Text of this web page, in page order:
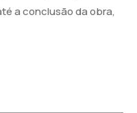
a conclusão da obra,